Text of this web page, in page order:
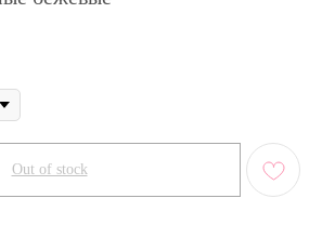
Out of stock